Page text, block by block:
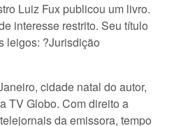
Luiz Fux publicou um livro.
interesse restrito. Seu título
leigos: ?Jurisdição
cidade natal do autor,
TV Globo. Com direito a
da emissora, tempo